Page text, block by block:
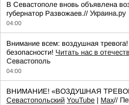
В Севастополе вновь объявлена
губернатор Развожаев.// Украина.ру
04:00
Внимание всем: воздушная
безопасности! Читать нас в
Севастополь
04:00
ВНИМАНИЕ! «ВОЗДУШНАЯ
Севастопольский YouTube | Max//